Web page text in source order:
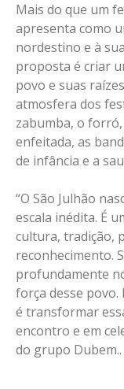
Mais do que um
apresenta como
nordestino e à
proposta é criar
povo e suas
atmosfera dos
zabumba, o
enfeitada, as
de infância e a
“O São Julhão
escala inédita. É
cultura, tradição,
reconhecimento.
profundamente
força desse povo.
é transformar
encontro e em
do grupo Dubem..